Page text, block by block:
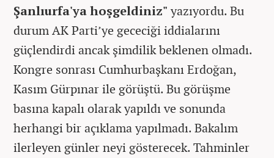
Şanlıurfa'ya hoşgeldiniz"yazıyordu. Bu
durum AK Parti’ye gececiği iddialarını
güçlendirdi ancak şimdilik beklenen olmadı.
Kongre sonrası Cumhurbaşkanı Erdoğan,
Kasım Gürpınar ile görüştü. Bu görüşme
basına kapalı olarak yapıldı ve sonunda
herhangi bir açıklama yapılmadı. Bakalım
ilerleyen günler neyi gösterecek. Tahminler